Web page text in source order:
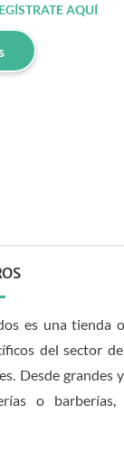
AQUÍ
es una tienda
del sector
Desde grandes
o